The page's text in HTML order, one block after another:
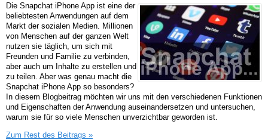
Die Snapchat iPhone App ist eine der
beliebtesten Anwendungen auf dem
Markt der sozialen Medien. Millionen
von Menschen auf der ganzen Welt
nutzen sie täglich, um sich mit
Freunden und Familie zu verbinden,
aber auch um Inhalte zu erstellen und
zu teilen. Aber was genau macht die
Snapchat iPhone App so besonders?
In diesem Blogbeitrag möchten wir uns mit den verschiedenen Funktionen
und Eigenschaften der Anwendung auseinandersetzen und untersuchen,
warum sie für so viele Menschen unverzichtbar geworden ist.
Zum Rest des Beitrags »